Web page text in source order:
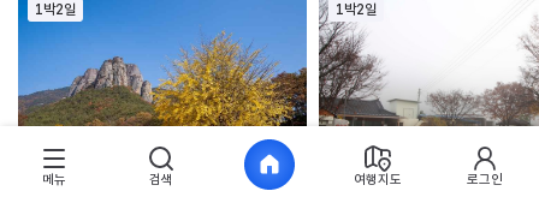
1박2일 1박2일
메뉴 검색 여행지도 로그인